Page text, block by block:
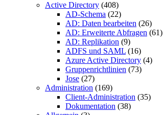
Active Directory (408)
AD-Schema (22)
AD: Daten bearbeiten (26)
AD: Erweiterte Abfragen (61)
AD: Replikation (9)
ADFS und SAML (16)
Azure Active Directory (4)
Gruppenrichtlinien (73)
Jose (27)
Administration (169)
Client-Administration (35)
Dokumentation (38)